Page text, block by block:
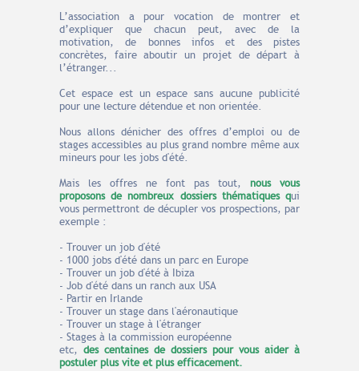
L’association a pour vocation de montrer et
d’expliquer que chacun peut, avec de la
motivation, de bonnes infos et des pistes
concrètes, faire aboutir un projet de départ à
l’étranger...
Cet espace est un espace sans aucune publicité
pour une lecture détendue et non orientée.
Nous allons dénicher des offres d’emploi ou de
stages accessibles au plus grand nombre même aux
mineurs pour les jobs d'été.
Mais les offres ne font pas tout, nous vous
proposons de nombreux dossiers thématiques qui
vous permettront de décupler vos prospections, par
exemple :
- Trouver un job d'été
- 1000 jobs d'été dans un parc en Europe
- Trouver un job d'été à Ibiza
- Job d'été dans un ranch aux USA
- Partir en Irlande
- Trouver un stage dans l'aéronautique
- Trouver un stage à l'étranger
- Stages à la commission européenne
etc, des centaines de dossiers pour vous aider à
postuler plus vite et plus efficacement.